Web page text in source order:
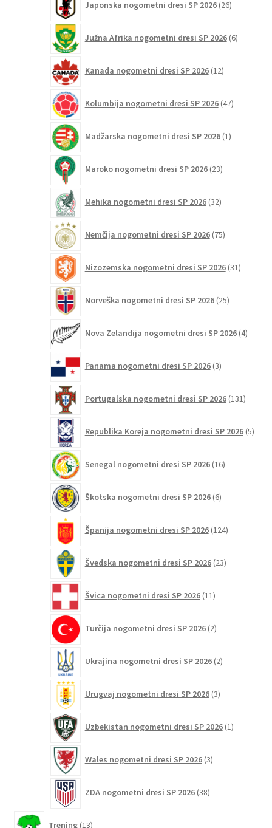
Japonska nogometni dresi SP 2026 26izdelkov
Južna Afrika nogometni dresi SP 2026 6izdelkov
Kanada nogometni dresi SP 2026 12izdelkov
Kolumbija nogometni dresi SP 2026 47izdelkov
Madžarska nogometni dresi SP 2026 1izdelek
Maroko nogometni dresi SP 2026 23izdelkov
Mehika nogometni dresi SP 2026 32izdelkov
Nemčija nogometni dresi SP 2026 75izdelkov
Nizozemska nogometni dresi SP 2026 31izdelkov
Norveška nogometni dresi SP 2026 25izdelkov
Nova Zelandija nogometni dresi SP 2026 4izdelki
Panama nogometni dresi SP 2026 3izdelki
Portugalska nogometni dresi SP 2026 131
Republika Koreja nogometni dresi SP 2026 5
Senegal nogometni dresi SP 2026 16izdelkov
Škotska nogometni dresi SP 2026 6izdelkov
Španija nogometni dresi SP 2026 124izdelkov
Švedska nogometni dresi SP 2026 23izdelkov
Švica nogometni dresi SP 2026 11izdelkov
Turčija nogometni dresi SP 2026 2izdelka
Ukrajina nogometni dresi SP 2026 2izdelka
Urugvaj nogometni dresi SP 2026 3izdelki
Uzbekistan nogometni dresi SP 2026 1izdelek
Wales nogometni dresi SP 2026 3izdelki
ZDA nogometni dresi SP 2026 38izdelkov
Trening 13